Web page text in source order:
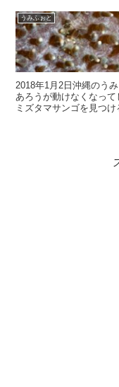
うみふぉと
2018年1月2日沖縄のう
あろうが動けなくなっ
ミズタマサンゴを見つ